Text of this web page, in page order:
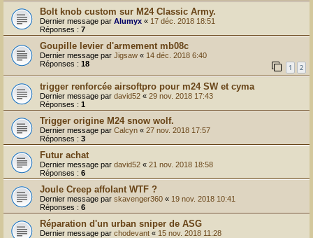
Bolt knob custom sur M24 Classic Army.
Dernier message par Alumyx « 17 déc. 2018 18:51
Réponses : 7
Goupille levier d'armement mb08c
Dernier message par Jigsaw « 14 déc. 2018 6:40
Réponses : 18 1 2
trigger renforcée airsoftpro pour m24 SW et cyma
Dernier message par david52 « 29 nov. 2018 17:43
Réponses : 1
Trigger origine M24 snow wolf.
Dernier message par Calcyn « 27 nov. 2018 17:57
Réponses : 3
Futur achat
Dernier message par david52 « 21 nov. 2018 18:58
Réponses : 6
Joule Creep affolant WTF ?
Dernier message par skavenger360 « 19 nov. 2018 10:41
Réponses : 6
Réparation d'un urban sniper de ASG
Dernier message par chodevant « 15 nov. 2018 11:28